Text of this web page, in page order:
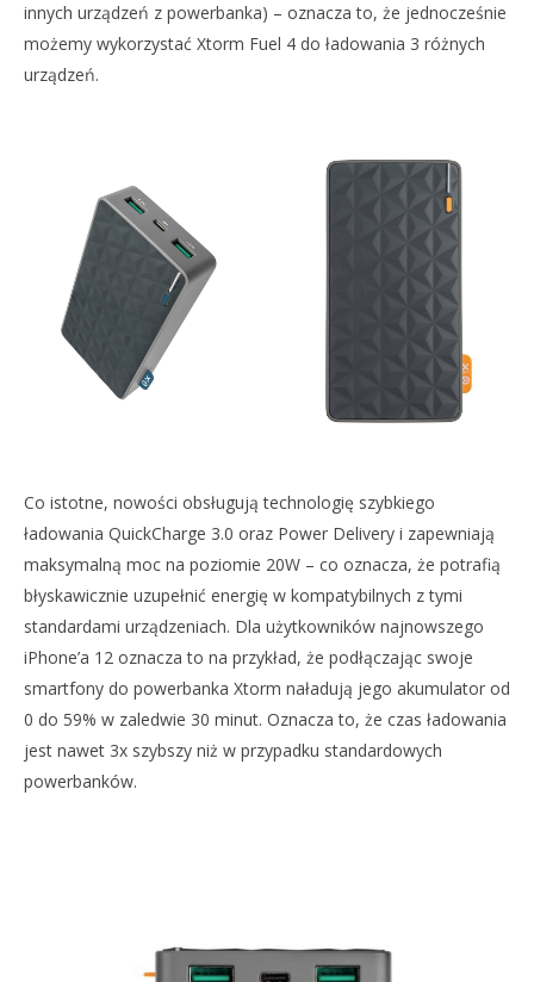
innych urządzeń z powerbanka) – oznacza to, że jednocześnie
możemy wykorzystać Xtorm Fuel 4 do ładowania 3 różnych
urządzeń.
Co istotne, nowości obsługują technologię szybkiego
ładowania QuickCharge 3.0 oraz Power Delivery i zapewniają
maksymalną moc na poziomie 20W – co oznacza, że potrafią
błyskawicznie uzupełnić energię w kompatybilnych z tymi
standardami urządzeniach. Dla użytkowników najnowszego
iPhone’a 12 oznacza to na przykład, że podłączając swoje
smartfony do powerbanka Xtorm naładują jego akumulator od
0 do 59% w zaledwie 30 minut. Oznacza to, że czas ładowania
jest nawet 3x szybszy niż w przypadku standardowych
powerbanków.